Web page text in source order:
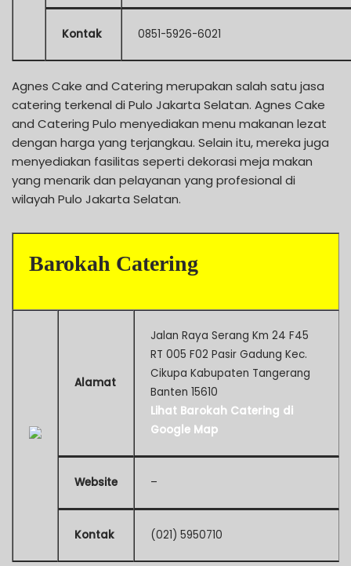
Kontak 0851-5926-6021
Agnes Cake and Catering merupakan salah satu jasa
catering terkenal di Pulo Jakarta Selatan. Agnes Cake
and Catering Pulo menyediakan menu makanan lezat
dengan harga yang terjangkau. Selain itu, mereka juga
menyediakan fasilitas seperti dekorasi meja makan
yang menarik dan pelayanan yang profesional di
wilayah Pulo Jakarta Selatan.
Barokah Catering
Alamat
Jalan Raya Serang Km 24 F45
RT 005 F02 Pasir Gadung Kec.
Cikupa Kabupaten Tangerang
Banten 15610
Lihat Barokah Catering di
Google Map
Website –
Kontak (021) 5950710